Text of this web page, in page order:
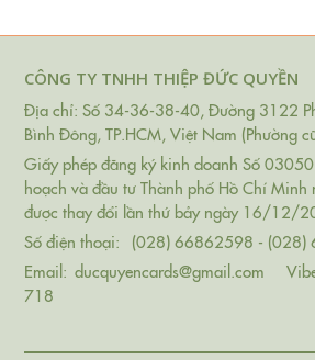
CÔNG TY TNHH THIỆP ĐỨC QUYỀN
Địa chỉ: Số 34-36-38-40, Đường 3122
Bình Đông, TP.HCM, Việt Nam (Phường
Giấy phép đăng ký kinh doanh Số
hoạch và đầu tư Thành phố Hồ Chí
được thay đổi lần thứ bảy ngày 16/12/
Số điện thoại:
(028) 66862598 - (028)
Email: ducquyencards@gmail.com
718